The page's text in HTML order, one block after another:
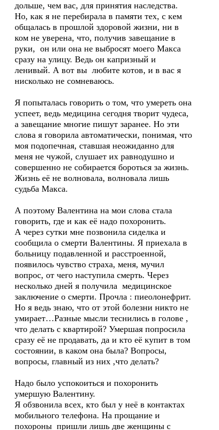
дольше, чем вас, для принятия наследства.
Но, как я не перебирала в памяти тех, с кем
общалась в прошлой здоровой жизни, ни в
ком не уверена, что, получив завещание в
руки, он или она не выбросят моего Макса
сразу на улицу. Ведь он капризный и
ленивый. А вот вы любите котов, и в вас я
нисколько не сомневаюсь.
Я попыталась говорить о том, что умереть она
успеет, ведь медицина сегодня творит чудеса,
а завещание многие пишут заранее. Но эти
слова я говорила автоматически, понимая, что
моя подопечная, ставшая неожиданно для
меня не чужой, слушает их равнодушно и
совершенно не собирается бороться за жизнь.
Жизнь её не волновала, волновала лишь
судьба Макса.
А поэтому Валентина на мои слова стала
говорить, где и как её надо похоронить.
А через сутки мне позвонила сиделка и
сообщила о смерти Валентины. Я приехала в
больницу подавленной и расстроенной,
появилось чувство страха, меня, мучил
вопрос, от чего наступила смерть. Через
несколько дней я получила медицинское
заключение о смерти. Прочла : пиеолонефрит.
Но я ведь знаю, что от этой болезни никто не
умирает…Разные мысли теснились в голове ,
что делать с квартирой? Умершая попросила
сразу её не продавать, да и кто её купит в том
состоянии, в каком она была? Вопросы,
вопросы, главный из них ,что делать?
Надо было успокоиться и похоронить
умершую Валентину.
Я обзвонила всех, кто был у неё в контактах
мобильного телефона. На прощание и
похороны пришли лишь две женщины с